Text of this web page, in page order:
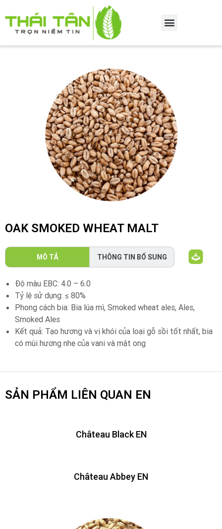
OAK SMOKED WHEAT MALT
MÔ TẢ THÔNG TIN BỔ SUNG
Độ màu EBC: 4.0 – 6.0
Tỷ lệ sử dụng: ≤ 80%
Phong cách bia: Bia lúa mì, Smoked wheat ales, Ales,
Smoked Ales
Kết quả: Tạo hương và vị khói của loại gỗ sồi tốt nhất, bia
có mùi hương nhẹ của vani và mật ong
SẢN PHẨM LIÊN QUAN EN
Château Black EN
Château Abbey EN